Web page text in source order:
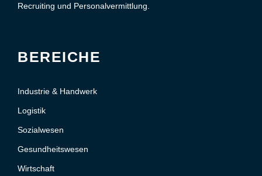
Recruiting und Personalvermittlung.
BEREICHE
Industrie & Handwerk
Logistik
Sozialwesen
Gesundheitswesen
Wirtschaft